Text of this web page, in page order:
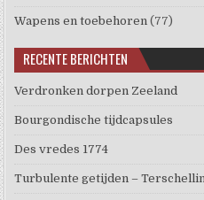
Wapens en toebehoren (77)
RECENTE BERICHTEN
Verdronken dorpen Zeeland
Bourgondische tijdcapsules
Des vredes 1774
Turbulente getijden –